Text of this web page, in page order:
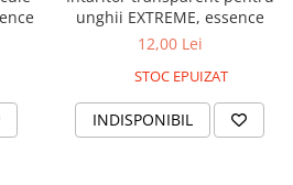
unghii EXTREME, essence
12,00 Lei
STOC EPUIZAT
INDISPONIBIL